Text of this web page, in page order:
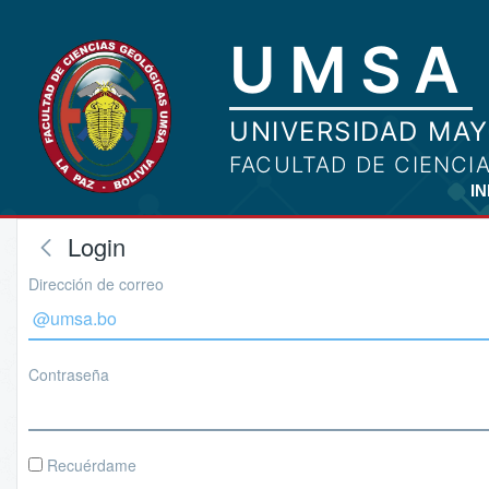
Login
Dirección de correo
Contraseña
Recuérdame